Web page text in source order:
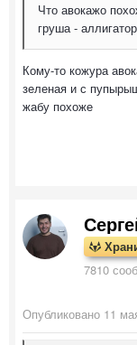
Что авокажо
груша -
Кому-то кожура
зеленая и с
жабу похоже
7810
Опубликовано 11